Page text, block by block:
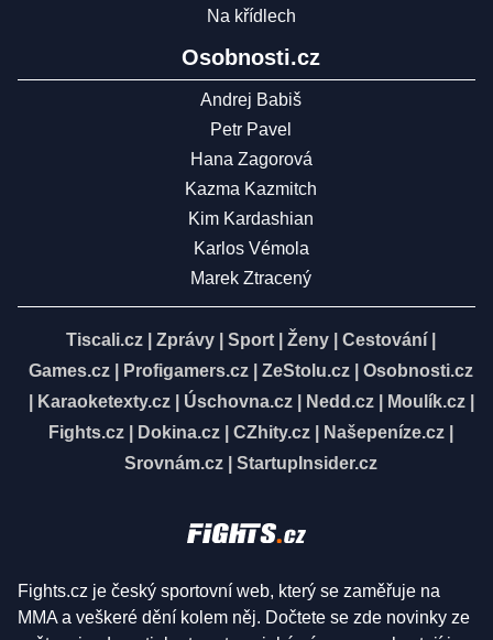
Na křídlech
Osobnosti.cz
Andrej Babiš
Petr Pavel
Hana Zagorová
Kazma Kazmitch
Kim Kardashian
Karlos Vémola
Marek Ztracený
Tiscali.cz Zprávy Sport Ženy Cestování
Games.cz
Profigamers.cz ZeStolu.cz
Osobnosti.cz
Karaoketexty.cz| Úschovna.cz| Nedd.cz| Moulík.cz|
Fights.cz
Dokina.cz CZhity.cz Našepeníze.cz
Srovnám.cz
StartupInsider.cz
Fights.cz je český sportovní web, který se zaměřuje na
MMA a veškeré dění kolem něj. Dočtete se zde novinky ze